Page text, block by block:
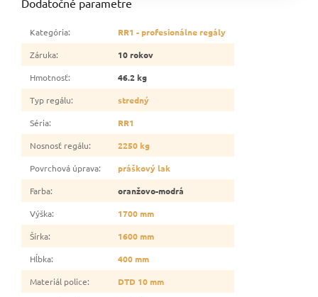
Kategória:
RR1 - profesionálne regály
Záruka:
10 rokov
Hmotnosť:
46.2 kg
Typ regálu:
stredný
Séria:
RR1
Nosnosť regálu:
2250 kg
Povrchová úprava:
práškový lak
Farba:
oranžovo-modrá
Výška:
1700 mm
Šírka:
1600 mm
Hĺbka:
400 mm
Materiál police:
DTD 10 mm